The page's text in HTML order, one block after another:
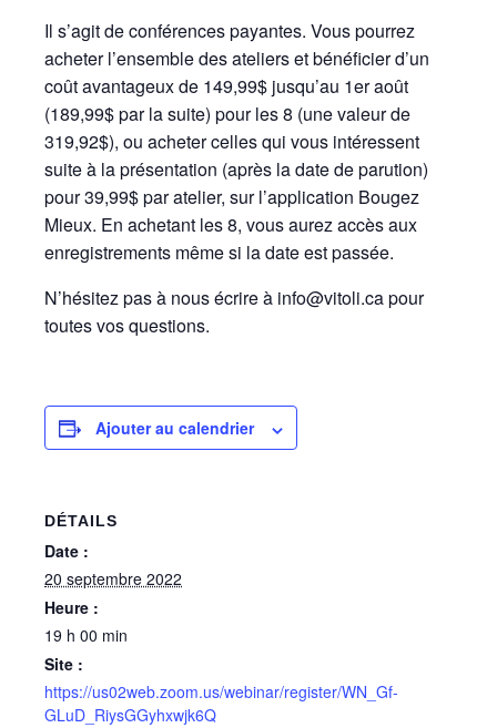
Il s’agit de conférences payantes. Vous pourrez
acheter l’ensemble des ateliers et bénéficier d’un
coût avantageux de 149,99$ jusqu’au 1er août
(189,99$ par la suite) pour les 8 (une valeur de
319,92$), ou acheter celles qui vous intéressent
suite à la présentation (après la date de parution)
pour 39,99$ par atelier, sur l’application Bougez
Mieux. En achetant les 8, vous aurez accès aux
enregistrements même si la date est passée.
N’hésitez pas à nous écrire à info@vitoli.ca pour
toutes vos questions.
Ajouter au calendrier
DÉTAILS
Date :
20 septembre 2022
Heure :
19 h 00 min
Site :
https://us02web.zoom.us/webinar/register/WN_Gf-
GLuD_RiysGGyhxwjk6Q